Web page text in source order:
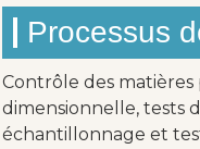
Processus
Contrôle des
dimensionnelle, tests
échantillonnage et